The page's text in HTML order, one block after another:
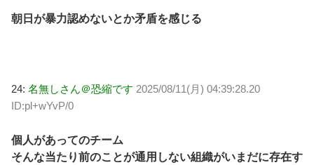
朝日が暴力認めないとか矛盾を感じる
24: 名無しさん＠恐縮です 2025/08/11(月) 04:39:28.20
ID:pl+wYvP/0
個人があってのチーム
そんな当たり前のことが通用しない組織がいまだに存在す